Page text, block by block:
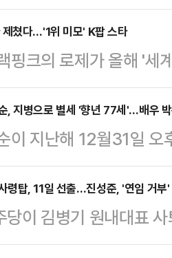
느냐" "아이큐 한 자리
고 마음대로 지껄이느
가 전격 공개됐다.1일
난 2017년 국회의원이
못 알아들어?" "네 머
정말 널 죽였으면 좋
제쳤다…'1위 미모' K팝 스타
핑크의 로제가 올해 '세
국 영화 평론 매체
채널을 통해 공개한
Most Beautiful
팝 스타들이 대거 상위
미국 배우 시드니 스위
오른 데 이어 에스파
, 지병으로 별세 '향년 77세'…배우
이 지난해 12월31일
. 향년 77세.유족으로
자연, 김현민씨 등이
10시부터 조문 가능)
령탑, 11일 선출…진성준, '연임 거부
당이 김병기 원내대표
행하기로 하면서 선거